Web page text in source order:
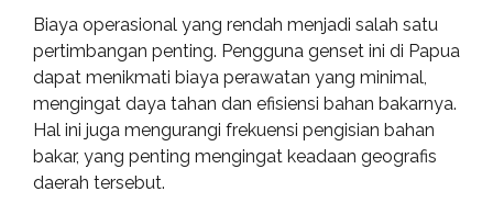
Biaya operasional yang rendah menjadi salah satu
pertimbangan penting. Pengguna genset ini di Papua
dapat menikmati biaya perawatan yang minimal,
mengingat daya tahan dan efisiensi bahan bakarnya.
Hal ini juga mengurangi frekuensi pengisian bahan
bakar, yang penting mengingat keadaan geografis
daerah tersebut.